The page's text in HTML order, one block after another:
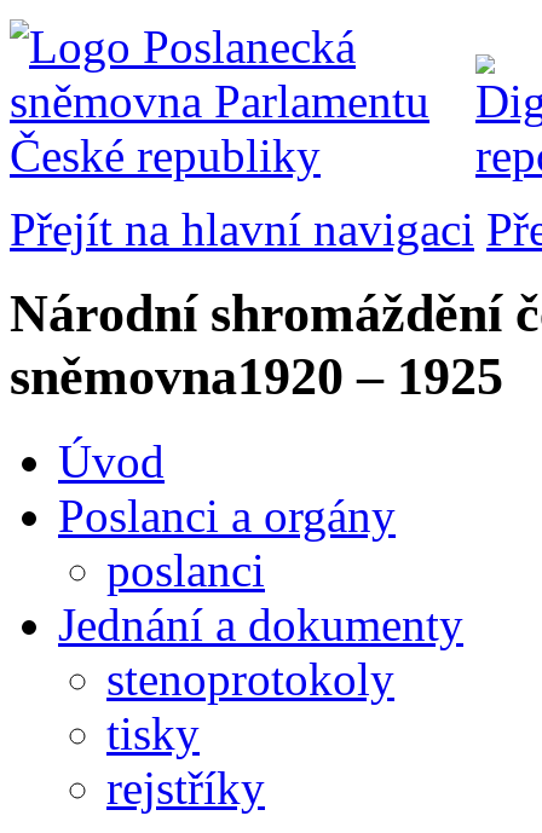
Přejít na hlavní navigaci
Národní shromáždění
sněmovna1920 – 1925
Úvod
Poslanci a orgány
poslanci
Jednání a dokumenty
stenoprotokoly
tisky
rejstříky